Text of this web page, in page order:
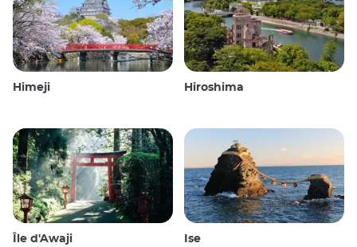
Himeji Hiroshima
Île d'Awaji Ise